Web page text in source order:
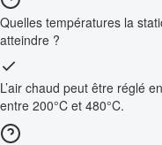
Quelles températures la
atteindre ?
L’air chaud peut être réglé
entre 200°C et 480°C.